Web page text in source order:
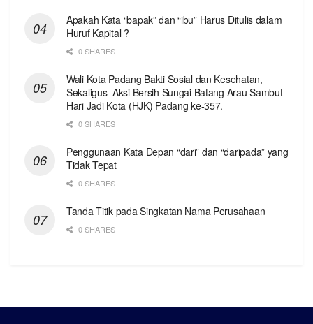
Apakah Kata “bapak” dan “ibu” Harus Ditulis dalam
Huruf Kapital ?
0 SHARES
Wali Kota Padang Bakti Sosial dan Kesehatan,
Sekaligus Aksi Bersih Sungai Batang Arau Sambut
Hari Jadi Kota (HJK) Padang ke-357.
0 SHARES
Penggunaan Kata Depan “dari” dan “daripada” yang
Tidak Tepat
0 SHARES
Tanda Titik pada Singkatan Nama Perusahaan
0 SHARES